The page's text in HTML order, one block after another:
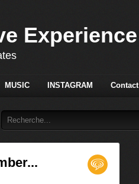
Experience
MUSIC INSTAGRAM Contact